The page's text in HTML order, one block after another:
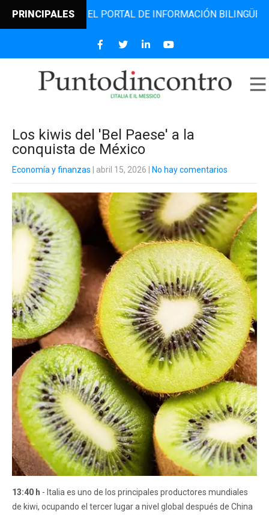
PRINCIPALESEL PORTAL DE INFORMACIÓN BILINGÜE QUE
Los kiwis del 'Bel Paese' a la
conquista de México
Economía y finanzas | abril 15, 2026 No hay comentarios
13:40 h - Italia es uno de los principales productores mundiales
de kiwi, ocupando el tercer lugar a nivel global después de China